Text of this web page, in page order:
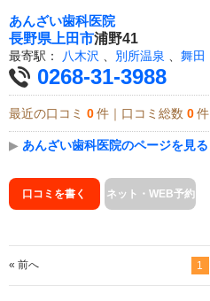
あんざい歯科医院
長野県 上田市浦野41
最寄駅： 八木沢 、 別所温泉 、 舞田
0268-31-3988
最近の口コミ 0 件｜口コミ総数 0 件
▶ あんざい歯科医院のページを見る
口コミを書く ネット・WEB予約
« 前へ 1